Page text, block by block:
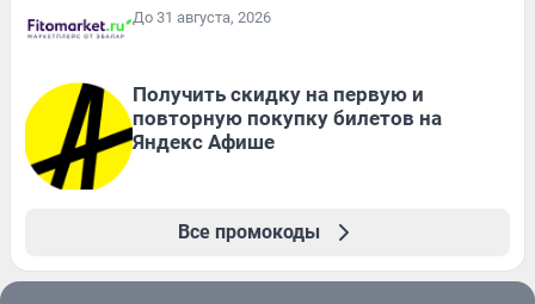
До 31 августа, 2026
Получить скидку на первую и
повторную покупку билетов на
Яндекс Афише
Все промокоды